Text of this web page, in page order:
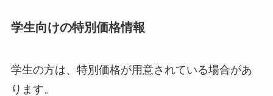
学生向けの特別価格情報
学生の方は、特別価格が用意されている場合があ
ります。